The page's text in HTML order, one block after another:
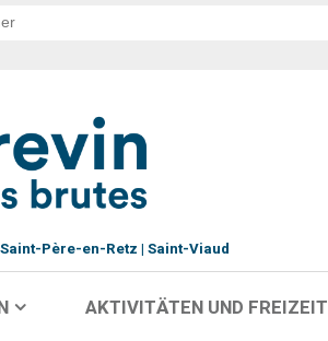
Saint-Père-en-Retz Saint-Viaud
AKTIVITÄTEN UND FREIZEIT